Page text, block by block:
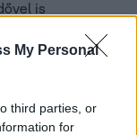
My Personal
third parties, or
for
is